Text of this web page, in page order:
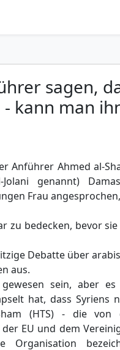
sagen,
kann man
Anführer Ahmed al-
genannt)
Frau
zu bedecken, bevor sie
Debatte über
aus.
sein, aber
hat, dass Syriens
(HTS) - die von
EU und dem
Organisation